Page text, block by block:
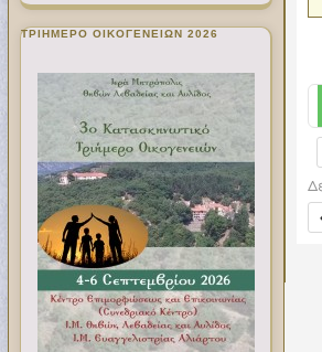
ΤΡΙΗΜΕΡΟ ΟΙΚΟΓΕΝΕΙΩΝ 2026